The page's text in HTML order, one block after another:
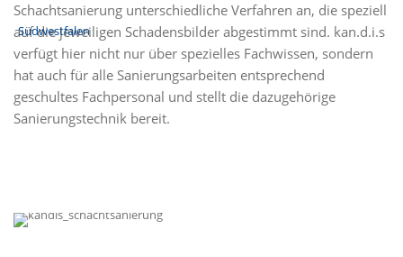
Schachtsanierung unterschiedliche Verfahren an, die speziell
auf die jeweiligen Schadensbilder abgestimmt sind. kan.d.i.s
verfügt hier nicht nur über spezielles Fachwissen, sondern
hat auch für alle Sanierungsarbeiten entsprechend
geschultes Fachpersonal und stellt die dazugehörige
Sanierungstechnik bereit.